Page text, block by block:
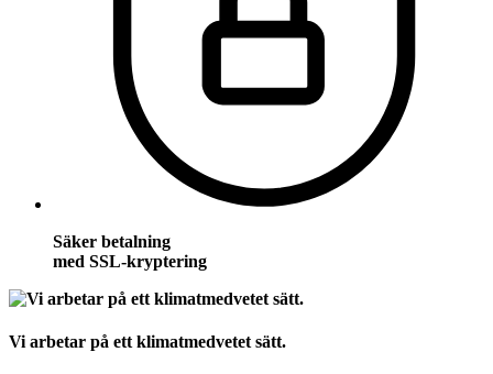
Säker betalning
med SSL-kryptering
Vi arbetar på ett klimatmedvetet sätt.